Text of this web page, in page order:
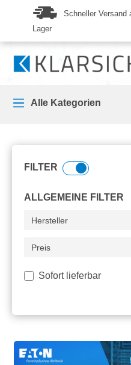
ZurSchneller Versand
Lager
Alle Kategorien
FILTER
ALLGEMEINE FILTER
Hersteller
Preis
Sofort lieferbar